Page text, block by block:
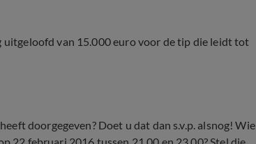
van 15.000 euro voor de tip die leidt tot
doorgegeven? Doet u dat dan s.v.p. alsnog! Wie